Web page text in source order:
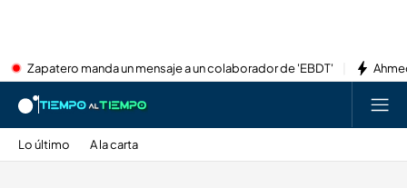
Zapatero manda un mensaje a un colaborador de 'EBDT'
Lo último A la carta